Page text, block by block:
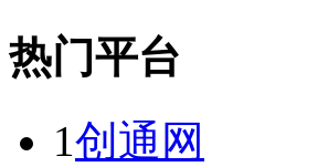
热门平台
1创通网